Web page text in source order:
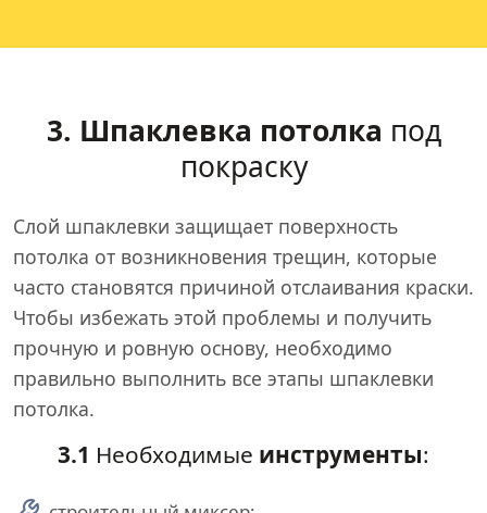
3. Шпаклевка потолка под
покраску
Слой шпаклевки защищает поверхность
потолка от возникновения трещин, которые
часто становятся причиной отслаивания краски.
Чтобы избежать этой проблемы и получить
прочную и ровную основу, необходимо
правильно выполнить все этапы шпаклевки
потолка.
3.1 Необходимые инструменты: